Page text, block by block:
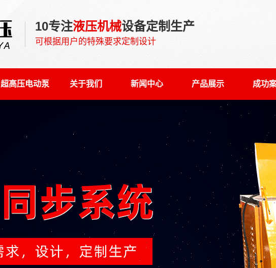
10专注液压机械设备定制生产
可根据用户的特殊要求定制设计
超高压电动泵 关于我们 新闻中心 产品展示 成功